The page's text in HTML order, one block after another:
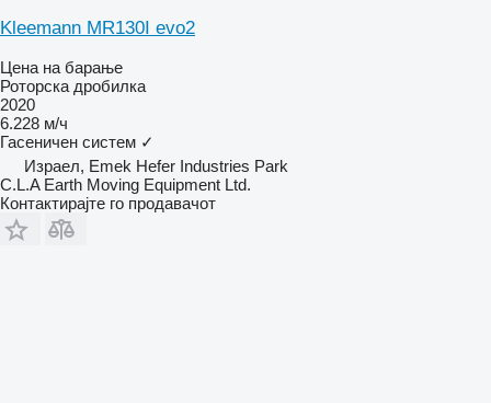
Kleemann MR130I evo2
Цена на барање
Роторска дробилка
2020
6.228 м/ч
Гасеничен систем ✓
Израел, Emek Hefer Industries Park
C.L.A Earth Moving Equipment Ltd.
Контактирајте го продавачот